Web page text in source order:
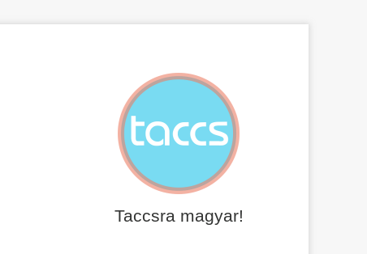
Taccsra magyar!